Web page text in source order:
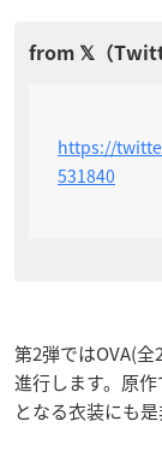
https://
531840
第2弾ではOVA(
進行します。原
となる衣装にも